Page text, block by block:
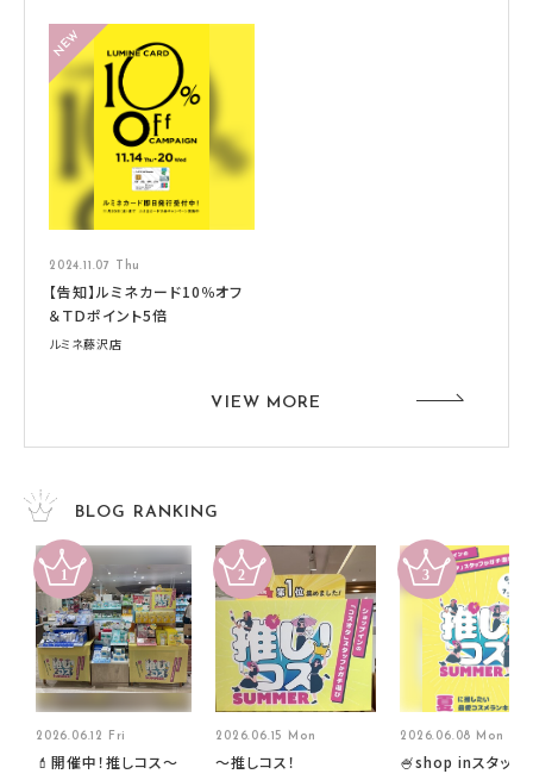
2024.11.07 Thu
【告知】ルミネカード10％オフ
＆ＴＤポイント5倍
ルミネ藤沢店
VIEW MORE
BLOG RANKING
2026.06.12 Fri
💄開催中！推しコス〜
2026.06.15 Mon
～推しコス！
2026.06.08 Mon
🍧shop inスタッフ